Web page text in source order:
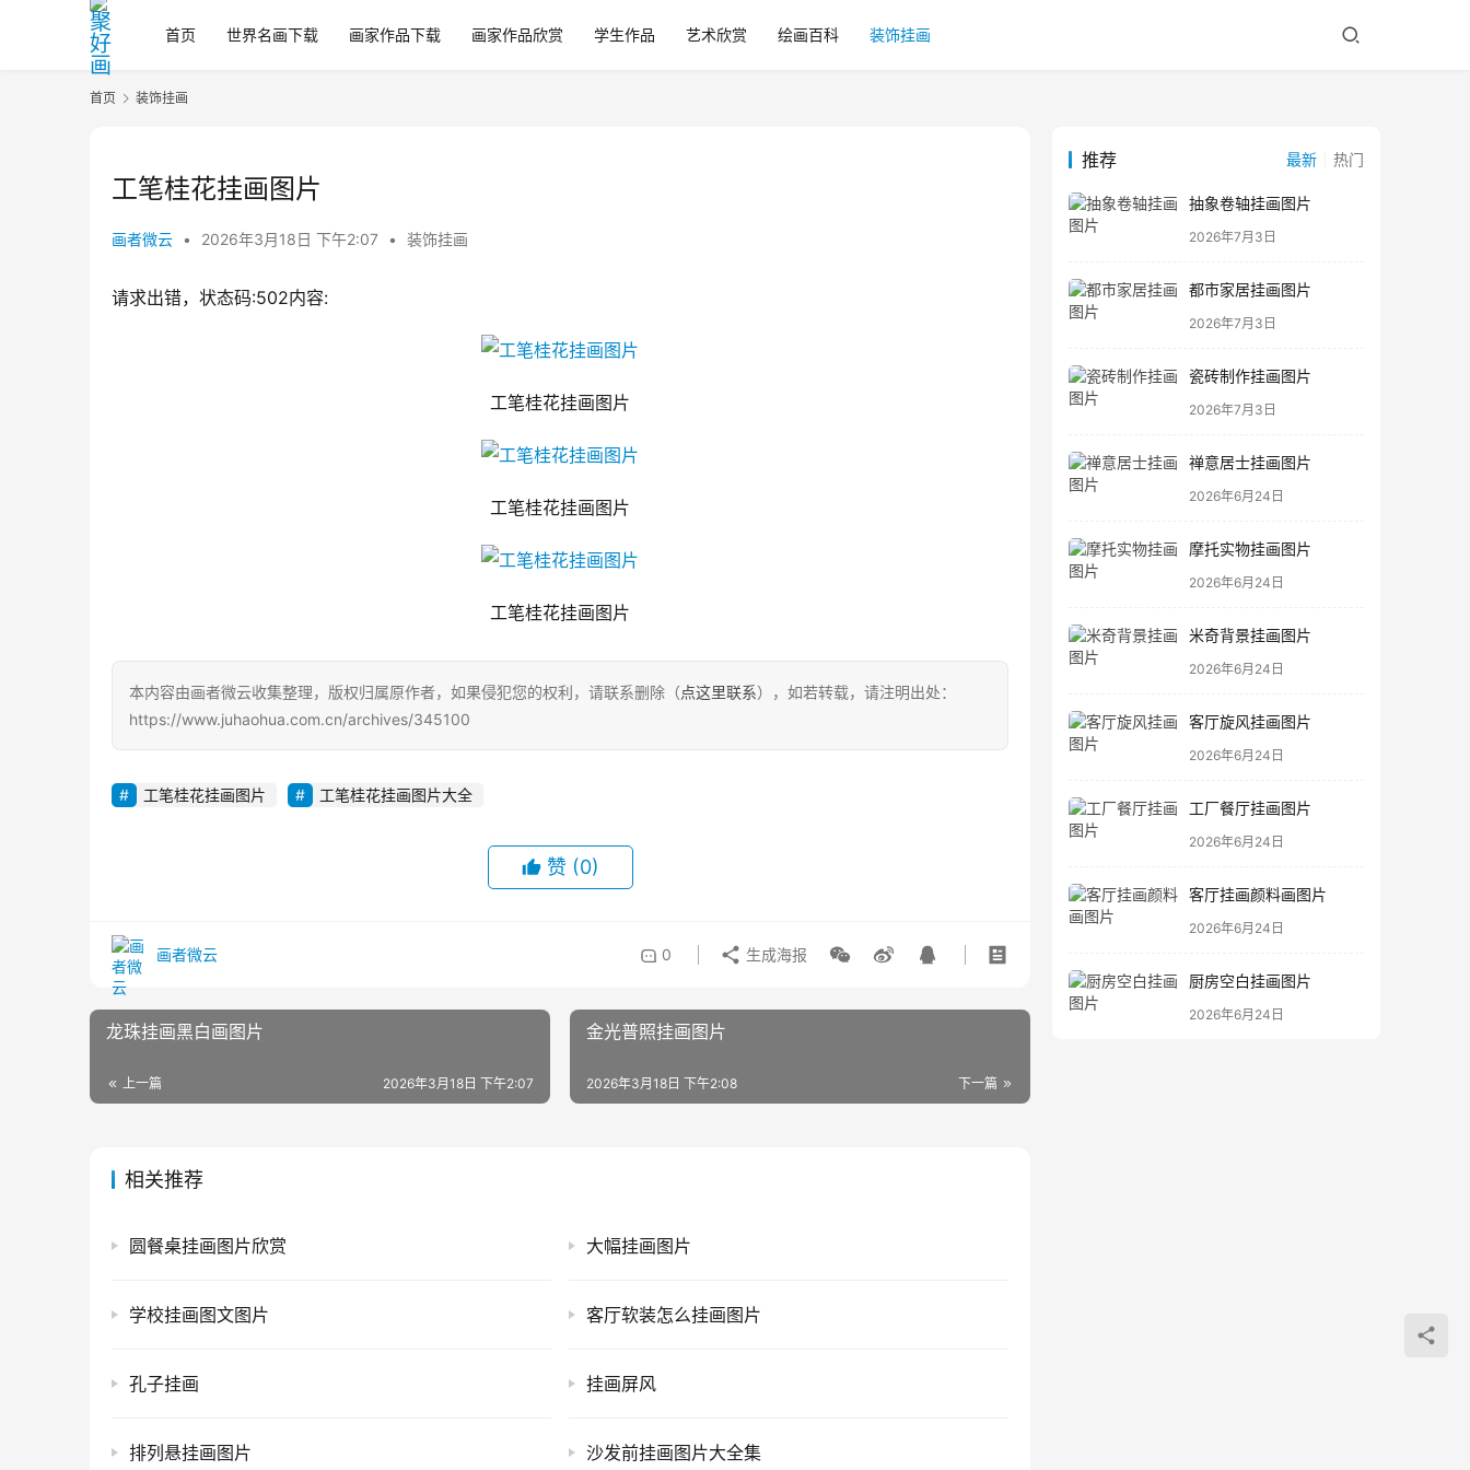
首页 世界名画下载 画家作品下载 画家作品欣赏 学生作品 艺术欣赏 绘画百科 装饰挂画
首页 装饰挂画
工笔桂花挂画图片
画者微云 • 2026年3月18日 下午2:07 • 装饰挂画
请求出错，状态码:502内容:
工笔桂花挂画图片
工笔桂花挂画图片
工笔桂花挂画图片
本内容由画者微云收集整理，版权归属原作者，如果侵犯您的权利，请联系删除（点这里联系），如若转载，请注明出处：
https://www.juhaohua.com.cn/archives/345100
工笔桂花挂画图片 工笔桂花挂画图片大全
赞 (0)
画者微云 0 生成海报
龙珠挂画黑白画图片
上一篇 2026年3月18日 下午2:07
金光普照挂画图片
下一篇
2026年3月18日 下午2:08
相关推荐
圆餐桌挂画图片欣赏 大幅挂画图片
学校挂画图文图片 客厅软装怎么挂画图片
孔子挂画 挂画屏风
排列悬挂画图片 沙发前挂画图片大全集
推荐 最新 热门
抽象卷轴挂画图片
2026年7月3日
都市家居挂画图片
2026年7月3日
瓷砖制作挂画图片
2026年7月3日
禅意居士挂画图片
2026年6月24日
摩托实物挂画图片
2026年6月24日
米奇背景挂画图片
2026年6月24日
客厅旋风挂画图片
2026年6月24日
工厂餐厅挂画图片
2026年6月24日
客厅挂画颜料画图片
2026年6月24日
厨房空白挂画图片
2026年6月24日